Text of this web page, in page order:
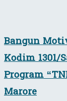
Bangun
Kodim 1301/
Program
Marore